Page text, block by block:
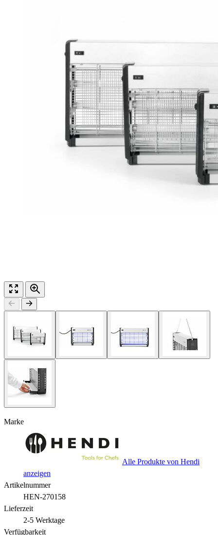
Marke
Alle Produkte von Hendi
anzeigen
Artikelnummer
HEN-270158
Lieferzeit
2-5 Werktage
Verfügbarkeit